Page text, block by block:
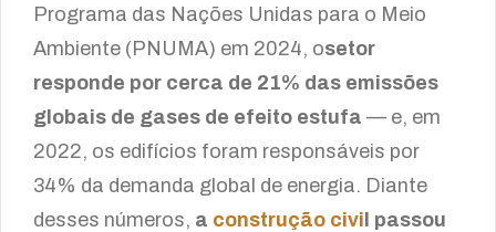
Programa das Nações Unidas para o Meio
Ambiente (PNUMA) em 2024, osetor
responde por cerca de 21% das emissões
globais de gases de efeito estufa — e, em
2022, os edifícios foram responsáveis por
34% da demanda global de energia. Diante
desses números, a construção civi l passou